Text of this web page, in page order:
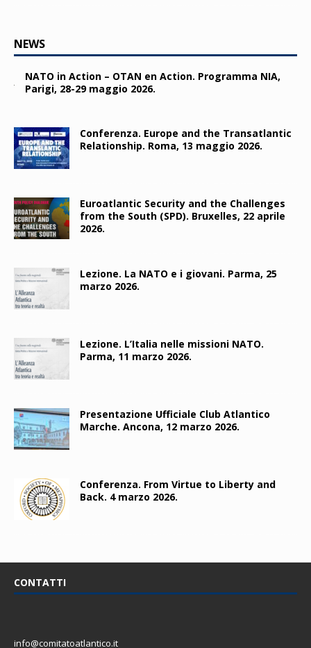
NEWS
NATO in Action – OTAN en Action. Programma NIA,
Parigi, 28-29 maggio 2026.
Conferenza. Europe and the Transatlantic
Relationship. Roma, 13 maggio 2026.
Euroatlantic Security and the Challenges
from the South (SPD). Bruxelles, 22 aprile
2026.
Lezione. La NATO e i giovani. Parma, 25
marzo 2026.
Lezione. L’Italia nelle missioni NATO.
Parma, 11 marzo 2026.
Presentazione Ufficiale Club Atlantico
Marche. Ancona, 12 marzo 2026.
Conferenza. From Virtue to Liberty and
Back. 4 marzo 2026.
CONTATTI
info@comitatoatlantico.it